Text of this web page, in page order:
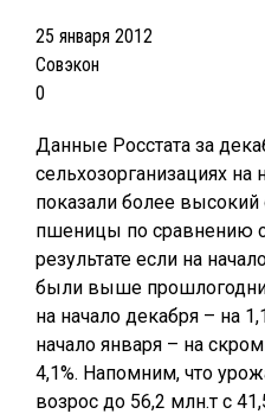
25 января 2012
Совэкон
0
Данные Росстата за
сельхозорганизациях на
показали более
пшеницы по сравнению
результате если на
были выше
на начало декабря – на
начало января – на
4,1%. Напомним, что
возрос до 56,2 млн.т с